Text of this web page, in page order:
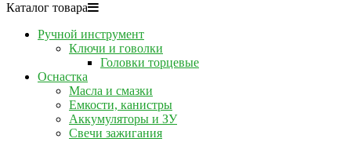
Каталог товара
Ручной инструмент
Ключи и говолки
Головки торцевые
Оснастка
Масла и смазки
Емкости, канистры
Аккумуляторы и ЗУ
Свечи зажигания